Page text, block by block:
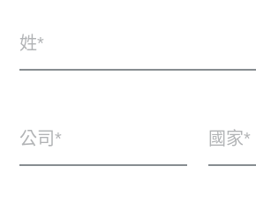
姓
公司 國家*